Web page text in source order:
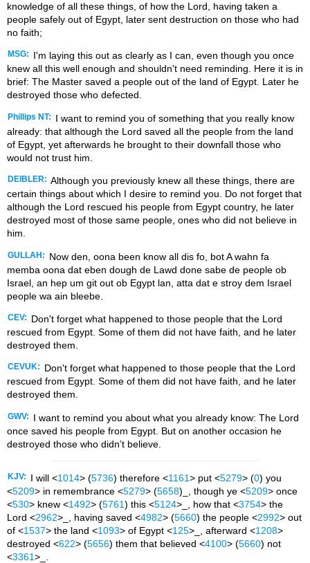
knowledge of all these things, of how the Lord, having taken a
people safely out of Egypt, later sent destruction on those who had
no faith;
MSG:
I'm laying this out as clearly as I can, even though you once
knew all this well enough and shouldn't need reminding. Here it is in
brief: The Master saved a people out of the land of Egypt. Later he
destroyed those who defected.
Phillips NT:
I want to remind you of something that you really know
already: that although the Lord saved all the people from the land
of Egypt, yet afterwards he brought to their downfall those who
would not trust him.
DEIBLER: Although you previously knew all these things, there are
certain things about which I desire to remind you. Do not forget that
although the Lord rescued his people from Egypt country, he later
destroyed most of those same people, ones who did not believe in
him.
GULLAH:
Now den, oona been know all dis fo, bot A wahn fa
memba oona dat eben dough de Lawd done sabe de people ob
Israel, an hep um git out ob Egypt lan, atta dat e stroy dem Israel
people wa ain bleebe.
CEV:
Don't forget what happened to those people that the Lord
rescued from Egypt. Some of them did not have faith, and he later
destroyed them.
CEVUK:
Don't forget what happened to those people that the Lord
rescued from Egypt. Some of them did not have faith, and he later
destroyed them.
GWV:
I want to remind you about what you already know: The Lord
once saved his people from Egypt. But on another occasion he
destroyed those who didn’t believe.
KJV: I will <1014> (5736) therefore <1161> put <5279> (0) you
<5209> in remembrance <5279> (5658)_, though ye <5209> once
<530> knew <1492> (5761) this <5124>_, how that <3754> the
Lord <2962>_, having saved <4982> (5660) the people <2992> out
of <1537> the land <1093> of Egypt <125>_, afterward <1208>
destroyed <622> (5656) them that believed <4100> (5660) not
<3361>_.